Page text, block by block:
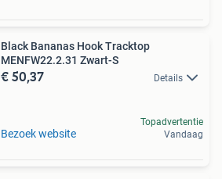
Black Bananas Hook Tracktop
MENFW22.2.31 Zwart-S
€ 50,37 Details
Bezoek website
Topadvertentie
Vandaag